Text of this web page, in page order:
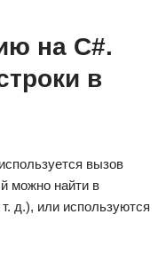
на C#.
в
вызов
можно найти в
д.), или используются